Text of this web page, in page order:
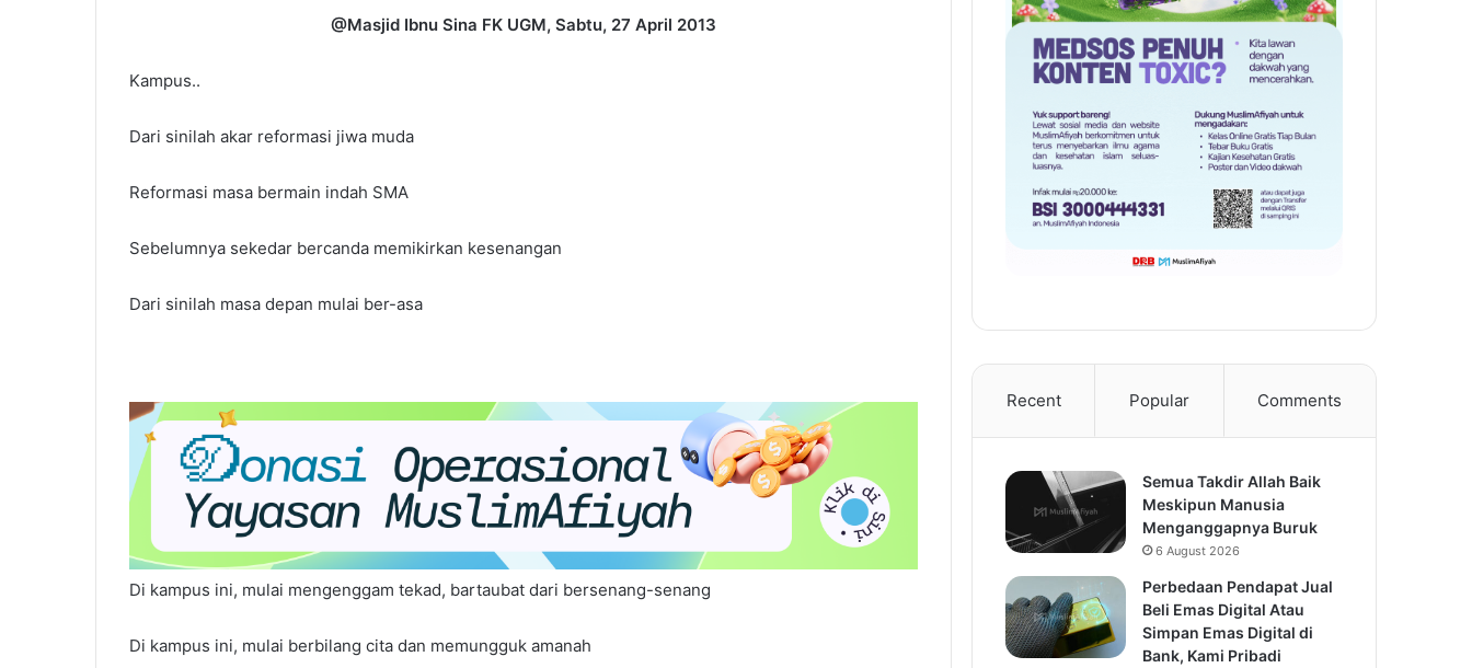
@Masjid Ibnu Sina FK UGM, Sabtu, 27 April 2013
Kampus..
Dari sinilah akar reformasi jiwa muda
Reformasi masa bermain indah SMA
Sebelumnya sekedar bercanda memikirkan kesenangan
Dari sinilah masa depan mulai ber-asa
Di kampus ini, mulai mengenggam tekad, bartaubat dari bersenang-senang
Di kampus ini, mulai berbilang cita dan memungguk amanah
Recent Popular Comments
Semua Takdir Allah Baik
Meskipun Manusia
Menganggapnya Buruk
6 August 2026
Perbedaan Pendapat Jual
Beli Emas Digital Atau
Simpan Emas Digital di
Bank, Kami Pribadi